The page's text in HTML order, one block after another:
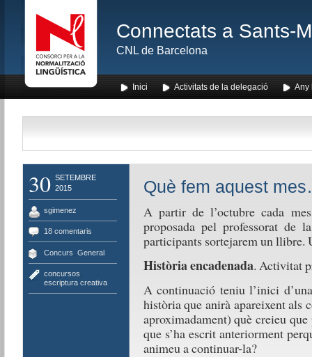
Connectats a Sants-
CNL de Barcelona
Inici Activitats de la delegació Any
30 SETEMBRE
2015
sgimenez
18 comentaris
Concurs General
concursos
escriptura creativa
Què fem aquest
A partir de l’octubre cada
proposada pel professorat de
participants sortejarem un llibre.
Història encadenada. Activitat
A continuació teniu l’inici
història que anirà apareixent als
aproximadament) què creieu
que s’ha escrit anteriorment
animeu a continuar-la?